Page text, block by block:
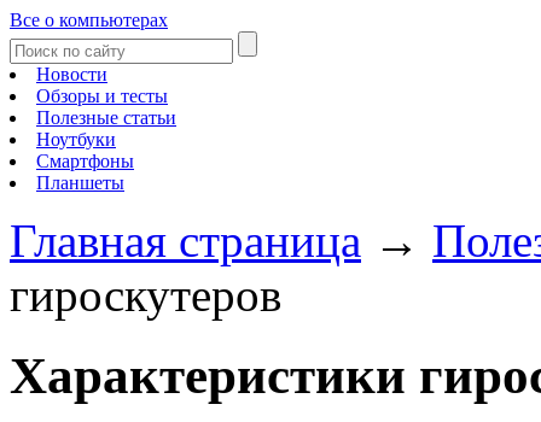
Все о компьютерах
Новости
Обзоры и тесты
Полезные статьи
Ноутбуки
Смартфоны
Планшеты
Главная страница →
гироскутеров
Характеристики